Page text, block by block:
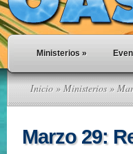
Ministerios »
Inicio » Ministerios»
Marzo 29: